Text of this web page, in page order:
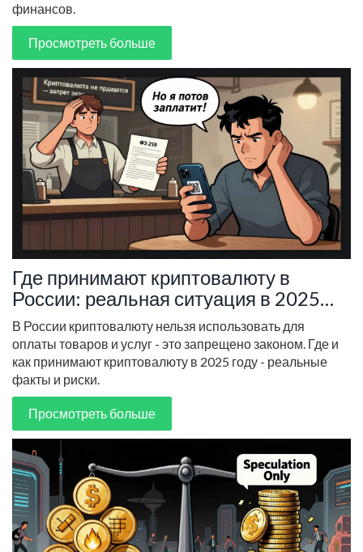
финансов.
Просмотреть больше
Где принимают криптовалюту в
России: реальная ситуация в 2025
году
В России криптовалюту нельзя использовать для
оплаты товаров и услуг - это запрещено законом. Где и
как принимают криптовалюту в 2025 году - реальные
факты и риски.
Просмотреть больше